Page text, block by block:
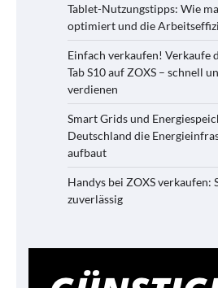
Tablet-Nutzungstipps: Wie
optimiert und die
Einfach verkaufen! Verkaufe
Tab S10 auf ZOXS – schnell
verdienen
Smart Grids und
Deutschland die
aufbaut
Handys bei ZOXS verkaufen:
zuverlässig